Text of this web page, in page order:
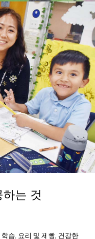
는 것
습, 요리 및 제빵, 건강한